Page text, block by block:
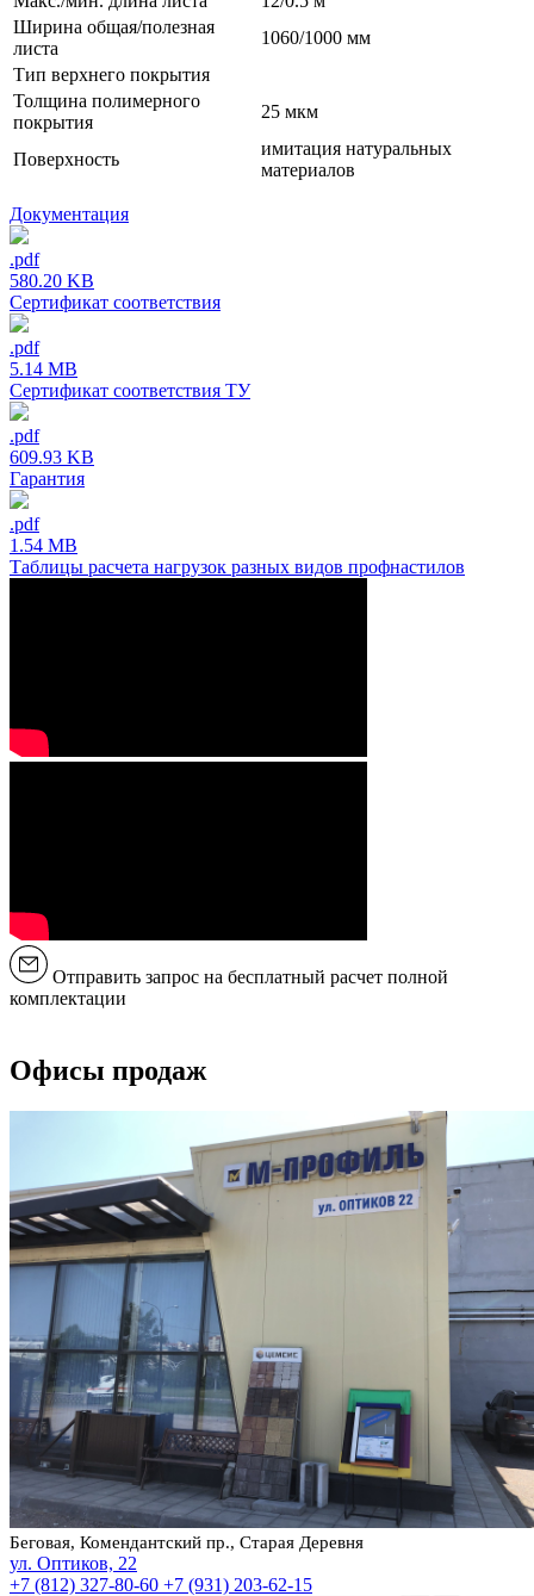
Ширина общая/полезная
листа
1060/1000 мм
Тип верхнего покрытия
Толщина полимерного
покрытия
25 мкм
Поверхность
имитация натуральных
материалов
Документация
.pdf
580.20 KB
Сертификат соответствия
.pdf
5.14 MB
Сертификат соответствия ТУ
.pdf
609.93 KB
Гарантия
.pdf
1.54 MB
Таблицы расчета нагрузок разных видов профнастилов
Отправить запрос на бесплатный расчет полной
комплектации
Офисы продаж
Беговая, Комендантский пр., Старая Деревня
ул. Оптиков, 22
+7 (812) 327-80-60 +7 (931) 203-62-15